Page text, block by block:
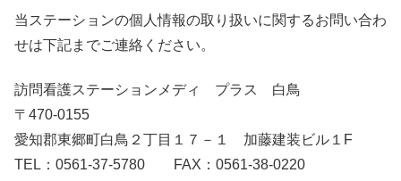
当ステーションの個人情報の取り扱いに関するお問い合わ
せは下記までご連絡ください。
訪問看護ステーションメディ プラス 白鳥
〒470-0155
愛知郡東郷町白鳥２丁目１７－１ 加藤建装ビル１F
TEL：0561-37-5780 FAX：0561-38-0220